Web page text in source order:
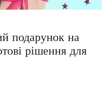
подарунок на
рішення для